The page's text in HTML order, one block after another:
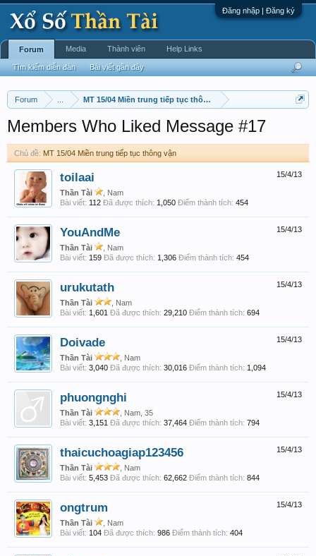
Đăng nhập | Đăng ký
Forum MT 15/04 Miền trung tiếp tục thông vận
Members Who Liked Message #17
Chủ đề: MT 15/04 Miền trung tiếp tục thông vận
15/4/13
toilaai
Thần Tài
, Nam
Bài viết: 112 Đã được thích: 1,050 Điểm thành tích: 454
15/4/13
YouAndMe
Thần Tài
, Nam
Bài viết: 159 Đã được thích: 1,306 Điểm thành tích: 454
15/4/13
urukutath
Thần Tài
, Nam
Bài viết: 1,601 Đã được thích: 29,210 Điểm thành tích: 694
15/4/13
Doivade
Thần Tài
, Nam
Bài viết: 3,040 Đã được thích: 30,016 Điểm thành tích: 1,094
15/4/13
phuongnghi
Thần Tài
, Nam, 35
Bài viết: 3,151 Đã được thích: 37,464 Điểm thành tích: 794
15/4/13
thaicuchoagiap123456
Thần Tài
, Nam
Bài viết: 5,453 Đã được thích: 62,662 Điểm thành tích: 844
15/4/13
ongtrum
Thần Tài
, Nam
Bài viết: 104 Đã được thích: 986 Điểm thành tích: 404
Forum
Tìm kiếm diễn đàn Bài viết gần đây
Media Thành viên Help Links